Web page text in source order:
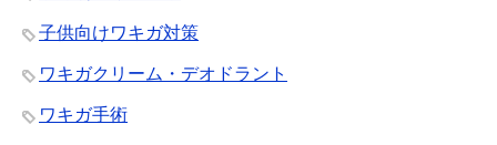
子供向けワキガ対策
ワキガクリーム・デオドラント
ワキガ手術